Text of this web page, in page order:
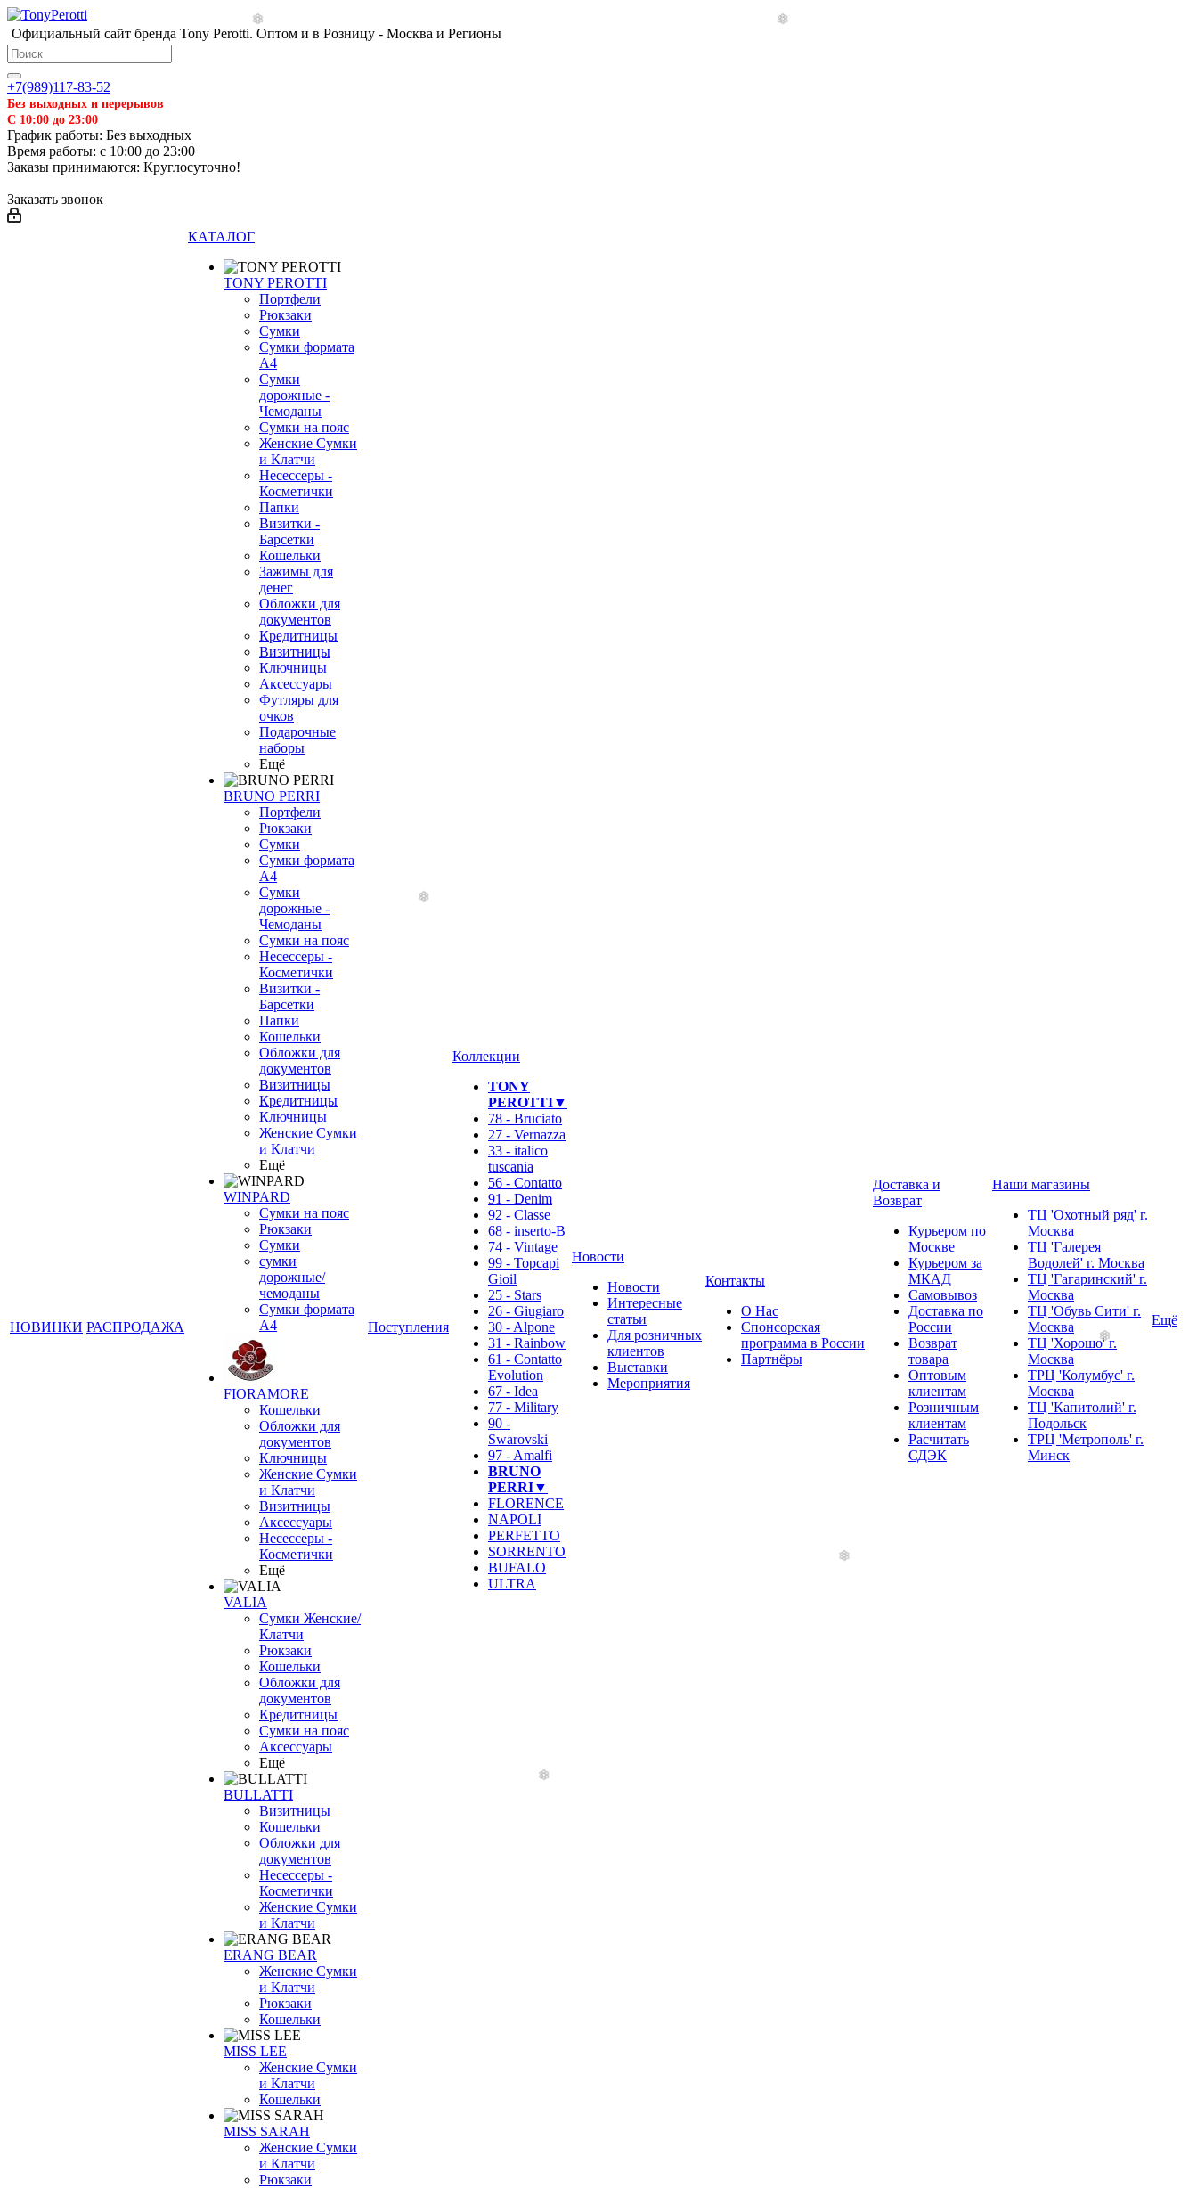
Официальный сайт бренда Tony Perotti. Оптом и в Розницу - Москва и Регионы
+7(989)117-83-52
Без выходных и перерывов
С 10:00 до 23:00
График работы: Без выходных
Время работы: с 10:00 до 23:00
Заказы принимаются: Круглосуточно!
Заказать звонок
НОВИНКИ РАСПРОДАЖА
КАТАЛОГ
TONY PEROTTI
Портфели
Рюкзаки
Сумки
Сумки формата
А4
Сумки
дорожные -
Чемоданы
Сумки на пояс
Женские Сумки
и Клатчи
Несессеры -
Косметички
Папки
Визитки -
Барсетки
Кошельки
Зажимы для
денег
Обложки для
документов
Кредитницы
Визитницы
Ключницы
Аксессуары
Футляры для
очков
Подарочные
наборы
Ещё
BRUNO PERRI
Портфели
Рюкзаки
Сумки
Сумки формата
А4
Сумки
дорожные -
Чемоданы
Сумки на пояс
Несессеры -
Косметички
Визитки -
Барсетки
Папки
Кошельки
Обложки для
документов
Визитницы
Кредитницы
Ключницы
Женские Сумки
и Клатчи
Ещё
WINPARD
Сумки на пояс
Рюкзаки
Сумки
сумки
дорожные/
чемоданы
Сумки формата
А4
FIORAMORE
Кошельки
Обложки для
документов
Ключницы
Женские Сумки
и Клатчи
Визитницы
Аксессуары
Несессеры -
Косметички
Ещё
VALIA
Сумки Женские/
Клатчи
Рюкзаки
Кошельки
Обложки для
документов
Кредитницы
Сумки на пояс
Аксессуары
Ещё
BULLATTI
Визитницы
Кошельки
Обложки для
документов
Несессеры -
Косметички
Женские Сумки
и Клатчи
ERANG BEAR
Женские Сумки
и Клатчи
Рюкзаки
Кошельки
MISS LEE
Женские Сумки
и Клатчи
Кошельки
MISS SARAH
Женские Сумки
и Клатчи
Рюкзаки
Поступления
Коллекции
TONY
PEROTTI▼
78 - Bruciato
27 - Vernazza
33 - italico
tuscania
56 - Contatto
91 - Denim
92 - Classe
68 - inserto-B
74 - Vintage
99 - Topcapi
Gioil
25 - Stars
26 - Giugiaro
30 - Alpone
31 - Rainbow
61 - Contatto
Evolution
67 - Idea
77 - Military
90 -
Swarovski
97 - Amalfi
BRUNO
PERRI▼
FLORENCE
NAPOLI
PERFETTO
SORRENTO
BUFALO
ULTRA
Новости
Новости
Интересные
статьи
Для розничных
клиентов
Выставки
Мероприятия
Контакты
О Нас
Спонсорская
программа в России
Партнёры
Доставка и
Возврат
Курьером по
Москве
Курьером за
МКАД
Самовывоз
Доставка по
России
Возврат
товара
Оптовым
клиентам
Розничным
клиентам
Расчитать
СДЭК
Наши магазины
ТЦ 'Охотный ряд' г.
Москва
ТЦ 'Галерея
Водолей' г. Москва
ТЦ 'Гагаринский' г.
Москва
ТЦ 'Обувь Сити' г.
Москва
ТЦ 'Хорошо' г.
Москва
ТРЦ 'Колумбус' г.
Москва
ТЦ 'Капитолий' г.
Подольск
ТРЦ 'Метрополь' г.
Минск
Ещё
❄